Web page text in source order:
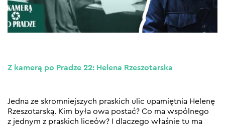
Z kamerą po Pradze 22: Helena Rzeszotarska
Jedna ze skromniejszych praskich ulic upamiętnia Helenę
Rzeszotarską. Kim była owa postać? Co ma wspólnego
z jednym z praskich liceów? I dlaczego właśnie tu ma